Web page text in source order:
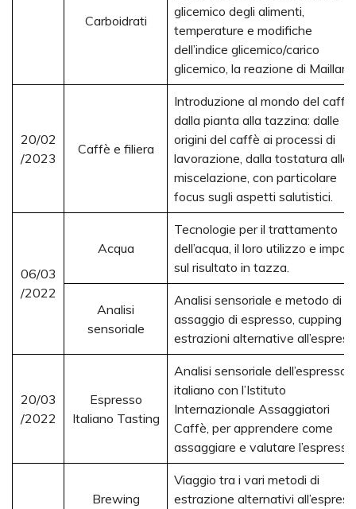
Carboidrati
glicemico degli alimenti,
temperature e modifiche
dell’indice glicemico/carico
glicemico, la reazione di Maillard.
20/02
/2023
Caffè e filiera
Introduzione al mondo del caffè,
dalla pianta alla tazzina: dalle
origini del caffè ai processi di
lavorazione, dalla tostatura alla
miscelazione, con particolare
focus sugli aspetti salutistici.
06/03
/2022
Acqua
Tecnologie per il trattamento
dell’acqua, il loro utilizzo e
sul risultato in tazza.
Analisi
sensoriale
Analisi sensoriale e metodo di
assaggio di espresso, cupping
estrazioni alternative
20/03
/2022
Espresso
Italiano Tasting
Analisi sensoriale dell’espresso
italiano con l’Istituto
Internazionale Assaggiatori
Caffè, per apprendere come
assaggiare e valutare l’espresso.
Brewing
Viaggio tra i vari metodi di
estrazione alternativi